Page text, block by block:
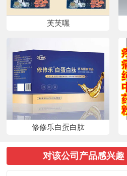
芙芙嘿
修修乐白蛋白肽
对该公司产品感兴趣